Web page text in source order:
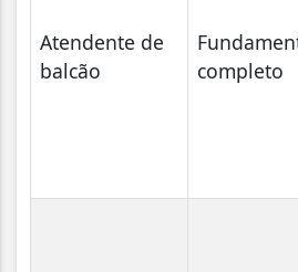
Atendente de
balcão
completo